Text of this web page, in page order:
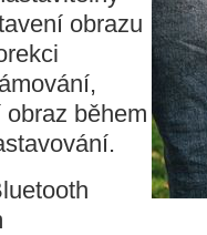
obrazu
během